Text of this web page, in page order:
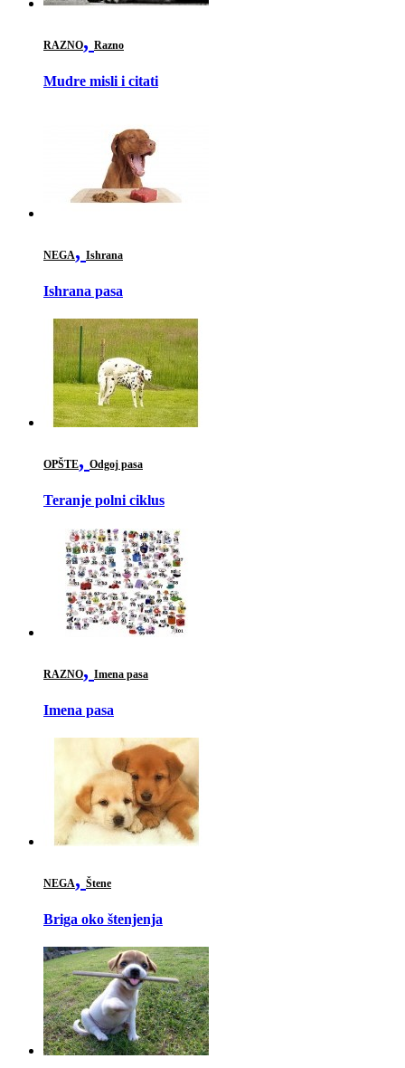
RAZNO, Razno
Mudre misli i citati
NEGA, Ishrana
Ishrana pasa
OPŠTE, Odgoj pasa
Teranje polni ciklus
RAZNO, Imena pasa
Imena pasa
NEGA, Štene
Briga oko štenjenja